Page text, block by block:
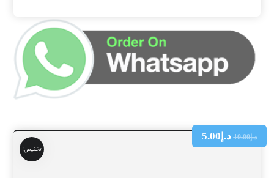
تخفيض!
د.إ10.00 د.إ 5.00